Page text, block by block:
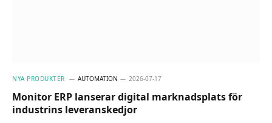
NYA PRODUKTER AUTOMATION 2026-07-17
Monitor ERP lanserar digital marknadsplats för
industrins leveranskedjor